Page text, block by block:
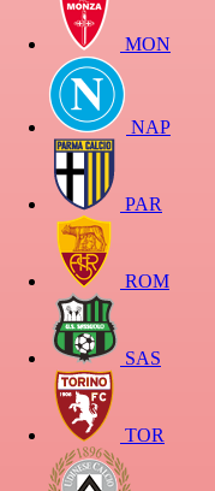
MON
NAP
PAR
ROM
SAS
TOR